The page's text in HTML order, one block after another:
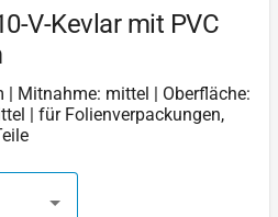
V-Kevlar mit PVC
| Mitnahme: mittel | Oberfläche:
| für Folienverpackungen,